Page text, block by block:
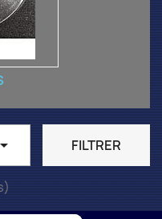
 FILTRER